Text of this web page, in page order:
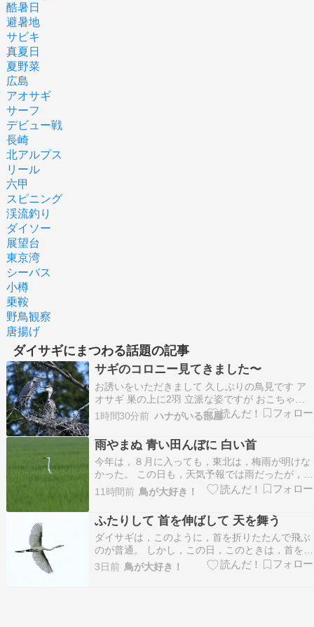
酷暑日
避暑地
サビキ
真夏日
夏野菜
広島
アオサギ
サーフ
デビュー戦
長崎
北アルプス
リール
六甲
スピニング
渓流釣り
ダイソー
展望台
東京湾
シーバス
小樽
乗鞍
野鳥観察
唐揚げ
ダイサギにまつわる話題の記事
サギのコロニー見てきました〜
お誘いをいただきまして 久しぶりの鳥見です ア
オサギ 巣の上に2羽 立派な姿ですが おこちゃま
と思います こちらには ダイサギ この子は コサギ
です サギたちがいっぱいの集合住宅 某公園の池
の真ん中に サギのコロニーおそらく チュウサギ
もいたと思います こちらは別の場所ですが …
1時間30分前 ハナがいる部屋
雨やまぬ 青い田んぼに 白い首
今年は，８月に入っても，東北は，梅雨が明けな
かった。 この日も，天気予報では雨だったが，現
地に行けば何とかなるだろう，と，甘い考えで来
たのだが，雨が弱くなったり，強くなったりする
のを，フロントガラス越しに見るばかり。 車の外
に出ることがむずかしく，やむなく，車で田んぼ
を回って鳥…
11時間前 鳥が大好き！
ふたりして 首を伸ばして 天を舞う
ダイサギは，このように，首を折りたたんで飛ぶ
のが普通。 しかし，この日，このときは，首を伸
ばして飛んでいた。 ダイサギを撮影することは，
ほぼないのだが，驚いて，ついレンズを向けてし
3日前 鳥が大好き！